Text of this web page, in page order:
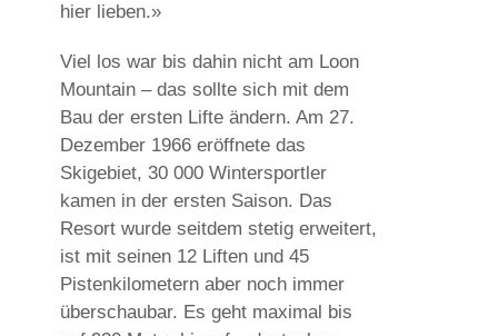
hier lieben.»
Viel los war bis dahin nicht am Loon
Mountain – das sollte sich mit dem
Bau der ersten Lifte ändern. Am 27.
Dezember 1966 eröffnete das
Skigebiet, 30 000 Wintersportler
kamen in der ersten Saison. Das
Resort wurde seitdem stetig erweitert,
ist mit seinen 12 Liften und 45
Pistenkilometern aber noch immer
überschaubar. Es geht maximal bis